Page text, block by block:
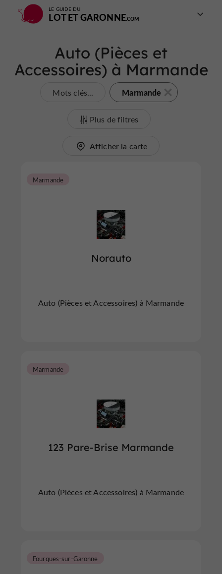
LE GUIDE DU
LOT ET GARONNE
Auto (Pièces et
Accessoires) à Marmande
Mots clés... Marmande
Plus de filtres
Afficher la carte
Norauto
Marmande
Auto (Pièces et Accessoires) à Marmande
123 Pare-Brise Marmande
Marmande
Auto (Pièces et Accessoires) à Marmande
Fourques-sur-Garonne